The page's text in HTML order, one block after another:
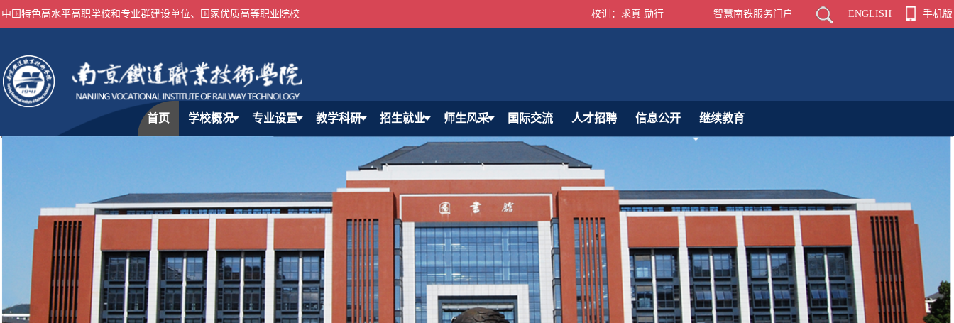
中国特色高水平高职学校和专业群建设单位、国家优质高等职业院校 校训：求真 励行 智慧南铁服务门户 ENGLISH 手机版
首页 学校概况 专业设置 教学科研 招生就业 师生风采 国际交流 人才招聘 信息公开 继续教育